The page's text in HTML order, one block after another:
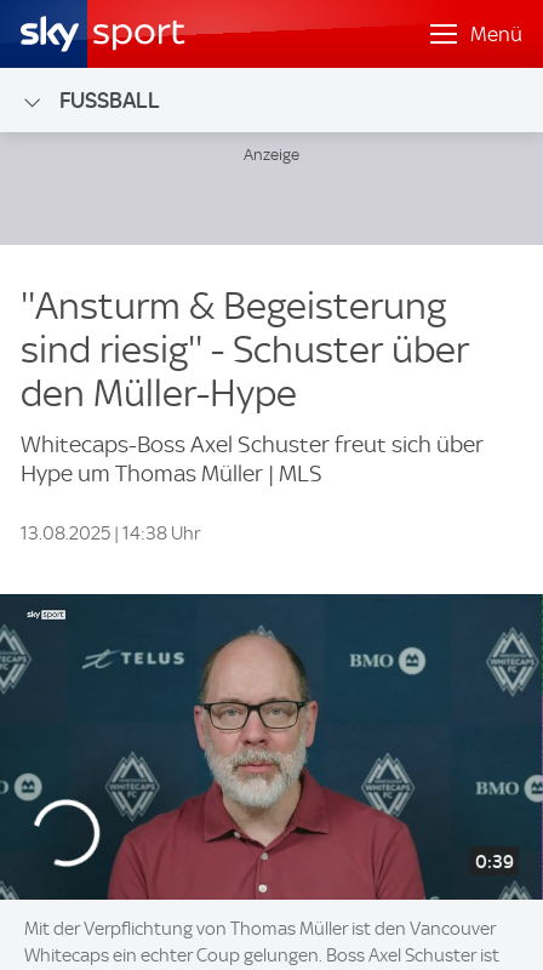
Menü
FUSSBALL
''Ansturm & Begeisterung
sind riesig'' - Schuster über
den Müller-Hype
Whitecaps-Boss Axel Schuster freut sich über
Hype um Thomas Müller | MLS
13.08.2025 | 14:38 Uhr
0:39
Mit der Verpflichtung von Thomas Müller ist den Vancouver
Whitecaps ein echter Coup gelungen. Boss Axel Schuster ist